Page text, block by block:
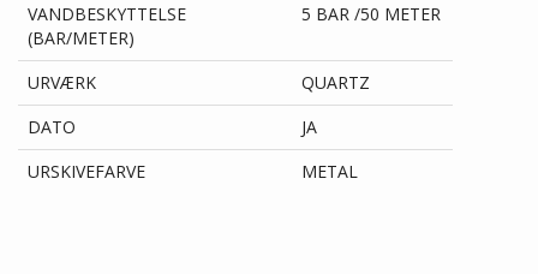
VANDBESKYTTELSE
(BAR/METER)
5 BAR /50 METER
URVÆRK
QUARTZ
DATO
JA
URSKIVEFARVE
METAL